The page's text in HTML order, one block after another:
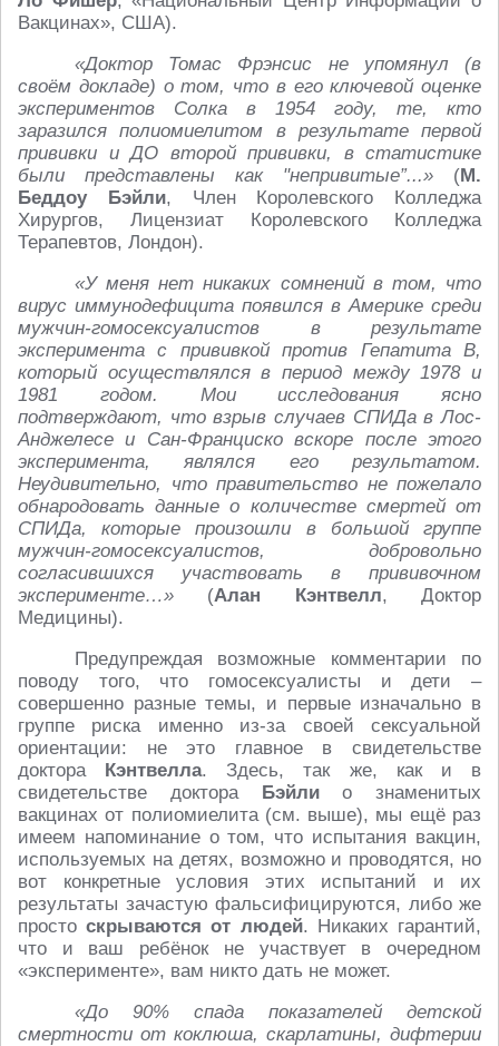
Вакцинах», США).
«Доктор Томас Фрэнсис не упомянул (в
своём докладе) о том, что в его ключевой оценке
экспериментов Солка в 1954 году, те, кто
заразился полиомиелитом в результате первой
прививки и ДО второй прививки, в статистике
были представлены как "непривитые”...» (М.
Беддоу Бэйли, Член Королевского Колледжа
Хирургов, Лицензиат Королевского Колледжа
Терапевтов, Лондон).
«У меня нет никаких сомнений в том, что
вирус иммунодефицита появился в Америке среди
мужчин-гомосексуалистов в результате
эксперимента с прививкой против Гепатита В,
который осуществлялся в период между 1978 и
1981 годом. Мои исследования ясно
подтверждают, что взрыв случаев СПИДа в Лос-
Анджелесе и Сан-Франциско вскоре после этого
эксперимента, являлся его результатом.
Неудивительно, что правительство не пожелало
обнародовать данные о количестве смертей от
СПИДа, которые произошли в большой группе
мужчин-гомосексуалистов, добровольно
согласившихся участвовать в прививочном
эксперименте…» (Алан Кэнтвелл, Доктор
Медицины).
Предупреждая возможные комментарии по
поводу того, что гомосексуалисты и дети –
совершенно разные темы, и первые изначально в
группе риска именно из-за своей сексуальной
ориентации: не это главное в свидетельстве
доктора Кэнтвелла. Здесь, так же, как и в
свидетельстве доктора Бэйлио знаменитых
вакцинах от полиомиелита (см. выше), мы ещё раз
имеем напоминание о том, что испытания вакцин,
используемых на детях, возможно и проводятся, но
вот конкретные условия этих испытаний и их
результаты зачастую фальсифицируются, либо же
простоскрываются от людей. Никаких гарантий,
что и ваш ребёнок не участвует в очередном
«эксперименте», вам никто дать не может.
«До 90% спада показателей детской
смертности от коклюша, скарлатины, дифтерии